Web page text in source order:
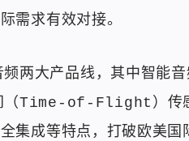
需求有效对接。
两大产品线，其中智能
（Time-of-Flight）传感
集成等特点，打破欧美